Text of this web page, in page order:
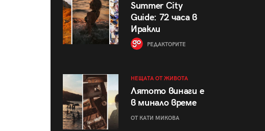
Summer City
Guide: 72 часа в
Иракли
РЕДАКТОРИТЕ
НЕЩАТА ОТ ЖИВОТА
Лятото винаги е
в минало време
ОТ КАТИ МИКОВА